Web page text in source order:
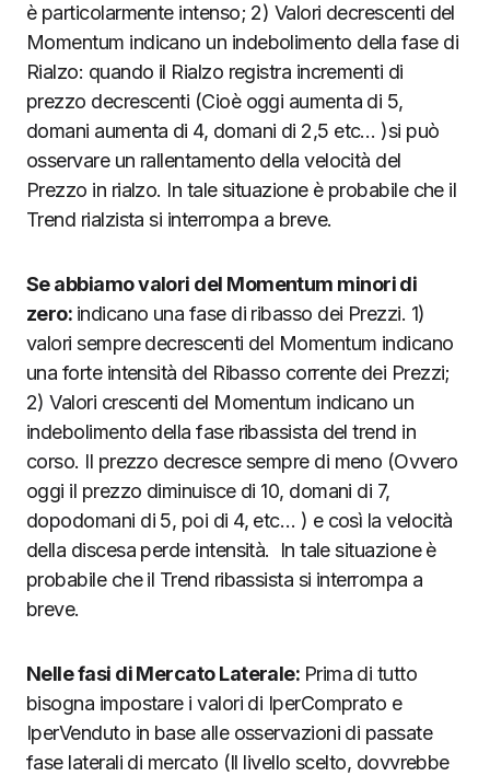
è particolarmente intenso; 2) Valori decrescenti del
Momentum indicano un indebolimento della fase di
Rialzo: quando il Rialzo registra incrementi di
prezzo decrescenti (Cioè oggi aumenta di 5,
domani aumenta di 4, domani di 2,5 etc… )si può
osservare un rallentamento della velocità del
Prezzo in rialzo. In tale situazione è probabile che il
Trend rialzista si interrompa a breve.
Se abbiamo valori del Momentum minori di
zero: indicano una fase di ribasso dei Prezzi. 1)
valori sempre decrescenti del Momentum indicano
una forte intensità del Ribasso corrente dei Prezzi;
2) Valori crescenti del Momentum indicano un
indebolimento della fase ribassista del trend in
corso. Il prezzo decresce sempre di meno (Ovvero
oggi il prezzo diminuisce di 10, domani di 7,
dopodomani di 5, poi di 4, etc… ) e così la velocità
della discesa perde intensità. In tale situazione è
probabile che il Trend ribassista si interrompa a
breve.
Nelle fasi di Mercato Laterale: Prima di tutto
bisogna impostare i valori di IperComprato e
IperVenduto in base alle osservazioni di passate
fase laterali di mercato (Il livello scelto, dovvrebbe